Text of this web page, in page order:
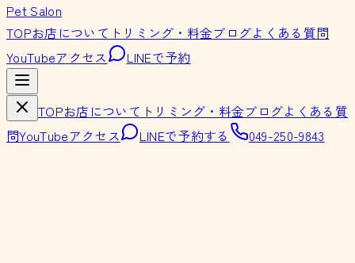
Pet Salon
TOPお店について トリミング・料金ブログよくある質問
YouTubeアクセス LINEで予約
TOPお店について トリミング・料金ブログよくある質
問YouTubeアクセス LINEで予約する 049-250-9843